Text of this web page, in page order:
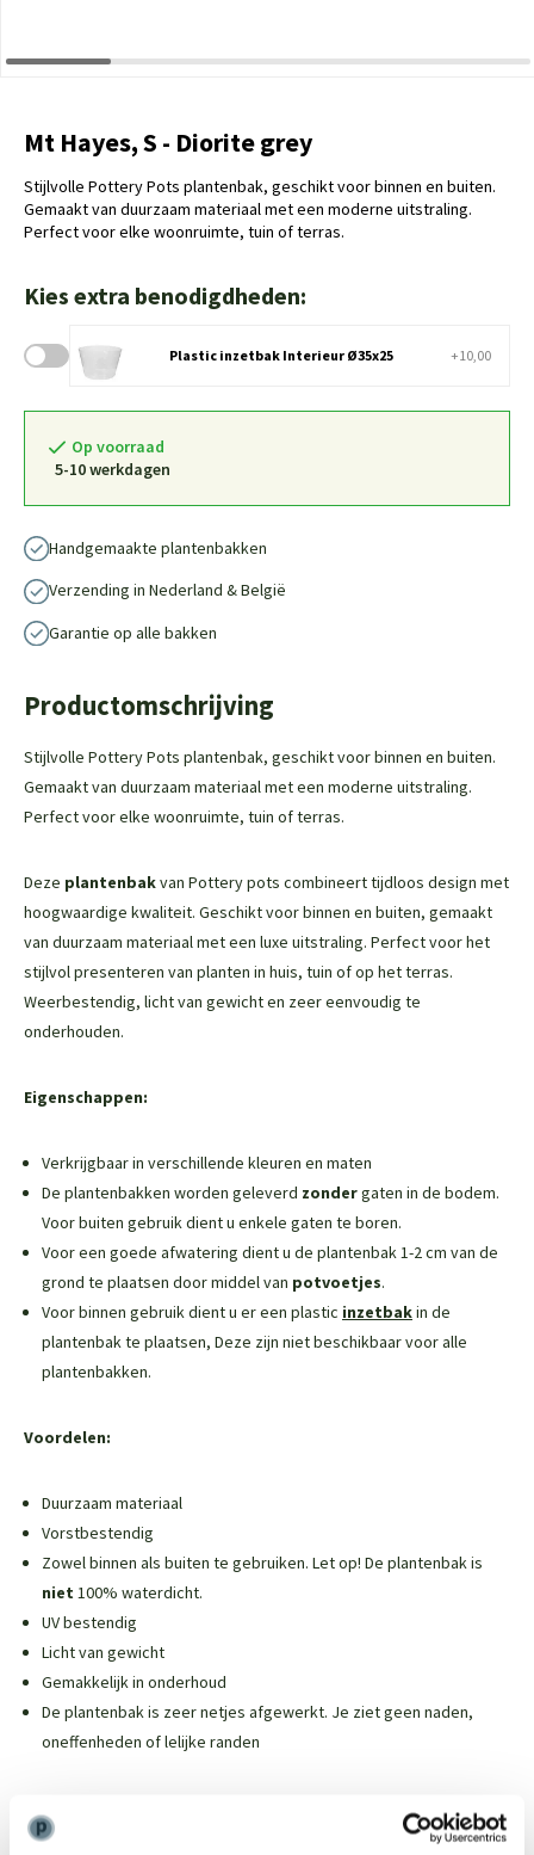
Mt Hayes, S - Diorite grey
Stijlvolle Pottery Pots plantenbak, geschikt voor binnen en buiten.
Gemaakt van duurzaam materiaal met een moderne uitstraling.
Perfect voor elke woonruimte, tuin of terras.
Kies extra benodigdheden:
Plastic inzetbak Interieur Ø35x25 +10,00
Op voorraad
5-10 werkdagen
Handgemaakte plantenbakken
Verzending in Nederland & België
Garantie op alle bakken
Productomschrijving
Stijlvolle Pottery Pots plantenbak, geschikt voor binnen en buiten.
Gemaakt van duurzaam materiaal met een moderne uitstraling.
Perfect voor elke woonruimte, tuin of terras.
Deze plantenbakvan Pottery pots combineert tijdloos design met
hoogwaardige kwaliteit. Geschikt voor binnen en buiten, gemaakt
van duurzaam materiaal met een luxe uitstraling. Perfect voor het
stijlvol presenteren van planten in huis, tuin of op het terras.
Weerbestendig, licht van gewicht en zeer eenvoudig te
onderhouden.
Eigenschappen:
Verkrijgbaar in verschillende kleuren en maten
De plantenbakken worden geleverd zondergaten in de bodem.
Voor buiten gebruik dient u enkele gaten te boren.
Voor een goede afwatering dient u de plantenbak 1-2 cm van de
grond te plaatsen door middel van potvoetjes.
Voor binnen gebruik dient u er een plastic inzetbakin de
plantenbak te plaatsen, Deze zijn niet beschikbaar voor alle
plantenbakken.
Voordelen:
Duurzaam materiaal
Vorstbestendig
Zowel binnen als buiten te gebruiken. Let op! De plantenbak is
niet 100% waterdicht.
UV bestendig
Licht van gewicht
Gemakkelijk in onderhoud
De plantenbak is zeer netjes afgewerkt. Je ziet geen naden,
oneffenheden of lelijke randen